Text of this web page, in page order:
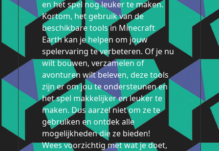
en het spel nog leuker te maken.
Kortom, het gebruik van de
beschikbare tools in Minecraft
Earth kan je helpen om jouw
spelervaring te verbeteren. Of je nu
wilt bouwen, verzamelen of
avonturen wilt beleven, deze tools
zijn er om jou te ondersteunen en
het spel makkelijker en leuker te
maken. Dus aarzel niet om ze te
gebruiken en ontdek alle
mogelijkheden die ze bieden!
Wees voorzichtig met wat je doet,